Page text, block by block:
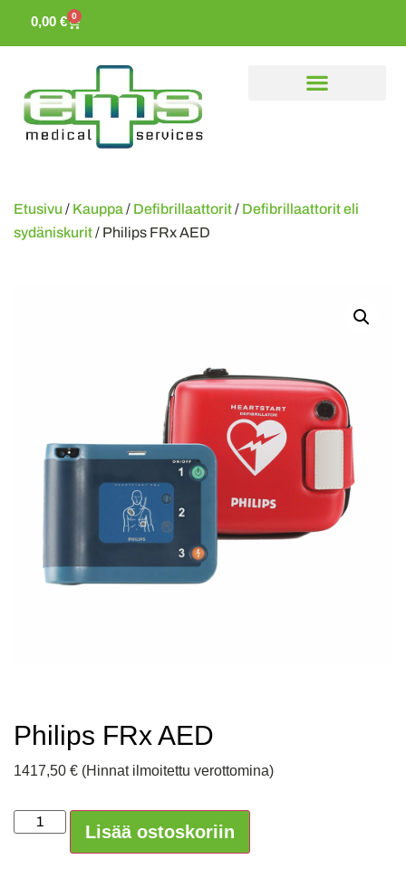
0,00 € 0
Etusivu / Kauppa/ Defibrillaattorit/ Defibrillaattorit eli
sydäniskurit/ Philips FRx AED
Philips FRx AED
1417,50 € (Hinnat ilmoitettu verottomina)
Lisää ostoskoriin